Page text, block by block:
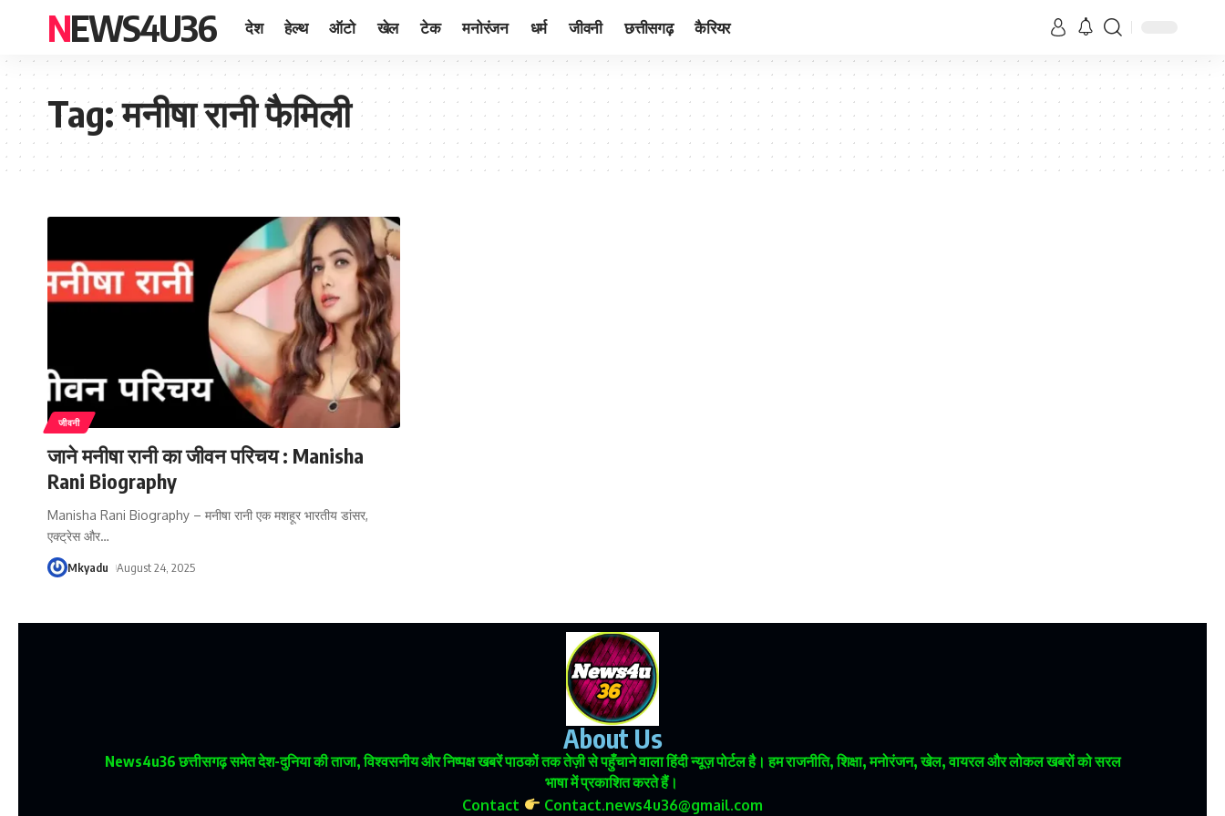
NEWS4U36 देश हेल्थ ऑटो खेल टेक मनोरंजन धर्म जीवनी छत्तीसगढ़ कैरियर
Tag:मनीषा रानी फैमिली
जीवनी
जाने मनीषा रानी का जीवन परिचय : Manisha
Rani Biography
Manisha Rani Biography – मनीषा रानी एक मशहूर भारतीय डांसर,
एक्ट्रेस और…
Mkyadu August 24, 2025
About Us
News4u36छत्तीसगढ़ समेत देश-दुनिया की ताजा, विश्वसनीय और निष्पक्ष खबरें पाठकों तक तेज़ी से पहुँचाने वाला हिंदी न्यूज़ पोर्टल है। हम राजनीति, शिक्षा, मनोरंजन, खेल, वायरल और लोकल खबरों को सरल
भाषा में प्रकाशित करते हैं।
Contact
Contact.news4u36@gmail.com